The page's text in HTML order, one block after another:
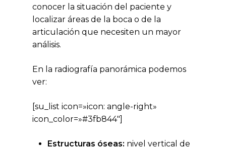
conocer la situación del paciente y
localizar áreas de la boca o de la
articulación que necesiten un mayor
análisis.
En la radiografía panorámica podemos
ver:
[su_list icon=»icon: angle-right»
icon_color=»#3fb844″]
Estructuras óseas: nivel vertical de